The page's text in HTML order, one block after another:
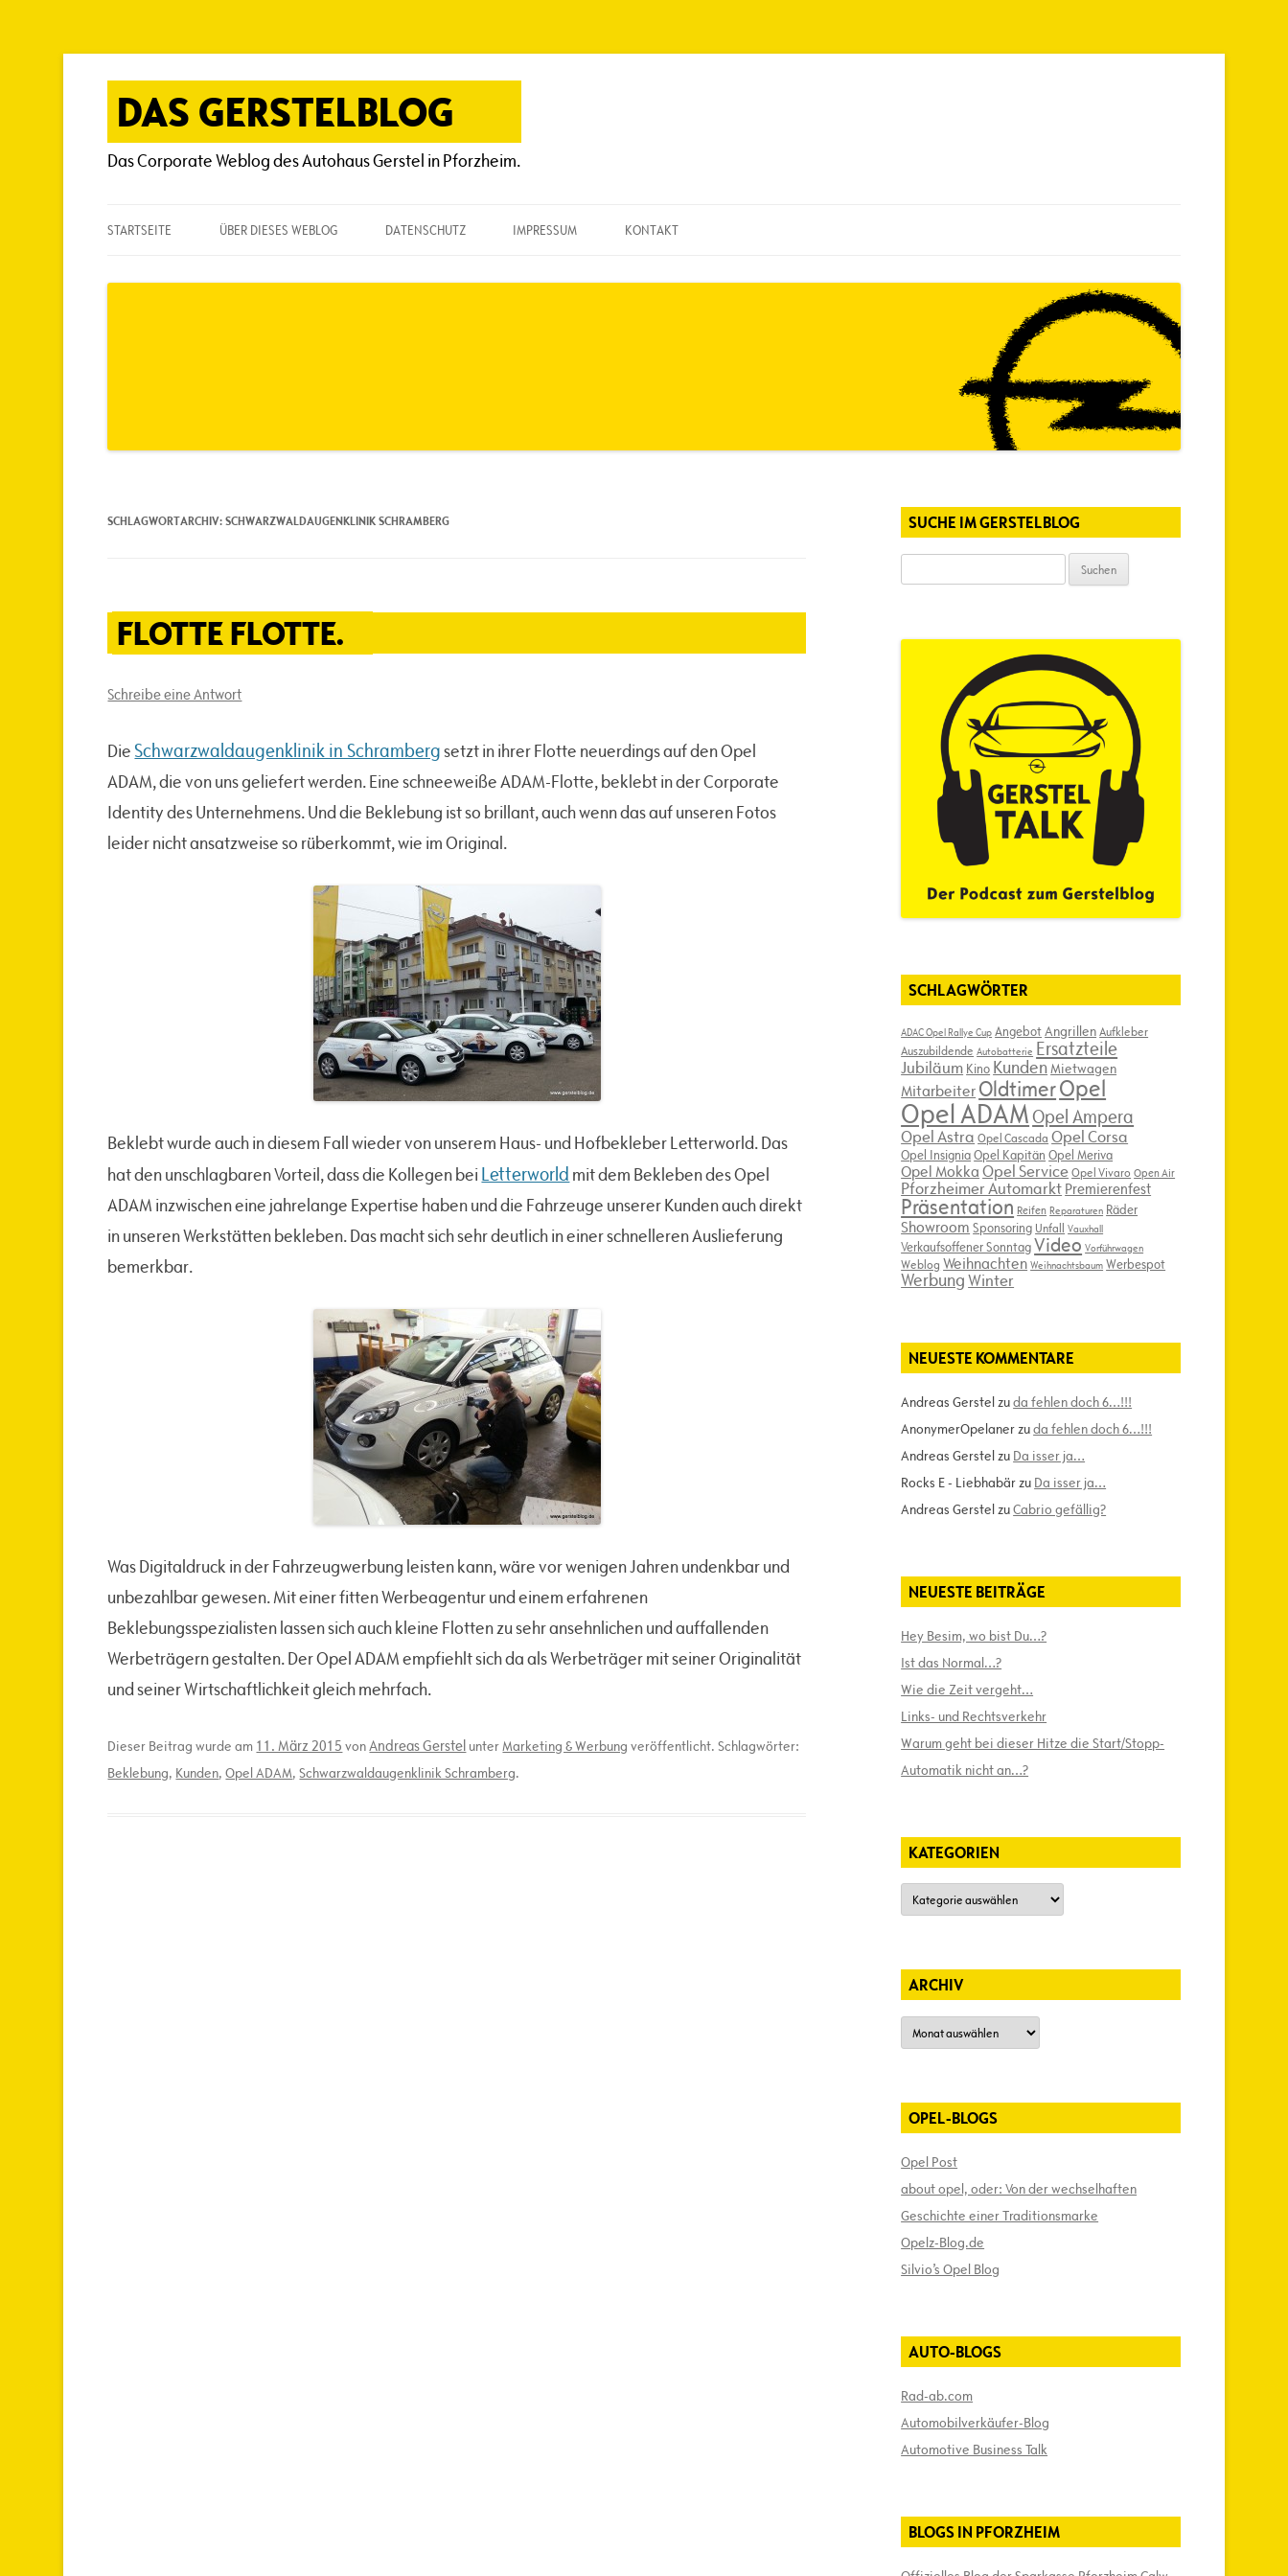
Zum
Inhalt
DAS GERSTELBLOG
Das Corporate Weblog des Autohaus Gerstel in Pforzheim.
STARTSEITE ÜBER DIESES WEBLOG DATENSCHUTZ IMPRESSUM KONTAKT
SCHLAGWORTARCHIV:SCHWARZWALDAUGENKLINIK SCHRAMBERG
FLOTTE FLOTTE.
Schreibe eine Antwort
Die Schwarzwaldaugenklinik in Schrambergsetzt in ihrer Flotte neuerdings auf den Opel
ADAM, die von uns geliefert werden. Eine schneeweiße ADAM-Flotte, beklebt in der Corporate
Identity des Unternehmens. Und die Beklebung ist so brillant, auch wenn das auf unseren Fotos
leider nicht ansatzweise so rüberkommt, wie im Original.
Beklebt wurde auch in diesem Fall wieder von unserem Haus- und Hofbekleber Letterworld. Das
hat den unschlagbaren Vorteil, dass die Kollegen bei Letterworld mit dem Bekleben des Opel
ADAM inzwischen eine jahrelange Expertise haben und die Fahrzeuge unserer Kunden auch direkt
in unseren Werkstätten bekleben. Das macht sich sehr deutlich in einer schnelleren Auslieferung
bemerkbar.
Was Digitaldruck in der Fahrzeugwerbung leisten kann, wäre vor wenigen Jahren undenkbar und
unbezahlbar gewesen. Mit einer fitten Werbeagentur und einem erfahrenen
Beklebungsspezialisten lassen sich auch kleine Flotten zu sehr ansehnlichen und auffallenden
Werbeträgern gestalten. Der Opel ADAM empfiehlt sich da als Werbeträger mit seiner Originalität
und seiner Wirtschaftlichkeit gleich mehrfach.
Dieser Beitrag wurde am 11. März 2015 vonAndreas Gerstel unterMarketing & Werbung veröffentlicht. Schlagwörter:
Beklebung, Kunden,Opel ADAM,Schwarzwaldaugenklinik Schramberg.
SUCHE IM GERSTELBLOG
nach:
SCHLAGWÖRTER
ADAC Opel Rallye Cup AngebotAngrillenAufkleber
Auszubildende Autobatterie Ersatzteile
Jubiläum Kino Kunden Mietwagen
Mitarbeiter OldtimerOpel
Opel ADAM Opel Ampera
Opel Astra Opel Cascada Opel Corsa
Opel InsigniaOpel Kapitän Opel Meriva
Opel Mokka Opel ServiceOpel Vivaro Open Air
Pforzheimer Automarkt Premierenfest
Präsentation Reifen Reparaturen Räder
Showroom Sponsoring Unfall Vauxhall
Verkaufsoffener SonntagVideo Vorführwagen
Weblog Weihnachten Weihnachtsbaum Werbespot
WerbungWinter
NEUESTE KOMMENTARE
Andreas Gerstelzuda fehlen doch 6…!!!
AnonymerOpelanerzuda fehlen doch 6…!!!
Andreas Gerstelzu Da isser ja…
Rocks E - Liebhabärzu Da isser ja…
Andreas GerstelzuCabrio gefällig?
NEUESTE BEITRÄGE
Hey Besim, wo bist Du…?
Ist das Normal…?
Wie die Zeit vergeht…
Links- und Rechtsverkehr
Warum geht bei dieser Hitze die Start/Stopp-
Automatik nicht an…?
KATEGORIEN
Kategorien
ARCHIV
Archiv
OPEL-BLOGS
Opel Post
about opel, oder: Von der wechselhaften
Geschichte einer Traditionsmarke
Opelz-Blog.de
Silvio’s Opel Blog
AUTO-BLOGS
Rad-ab.com
Automobilverkäufer-Blog
Automotive Business Talk
BLOGS IN PFORZHEIM